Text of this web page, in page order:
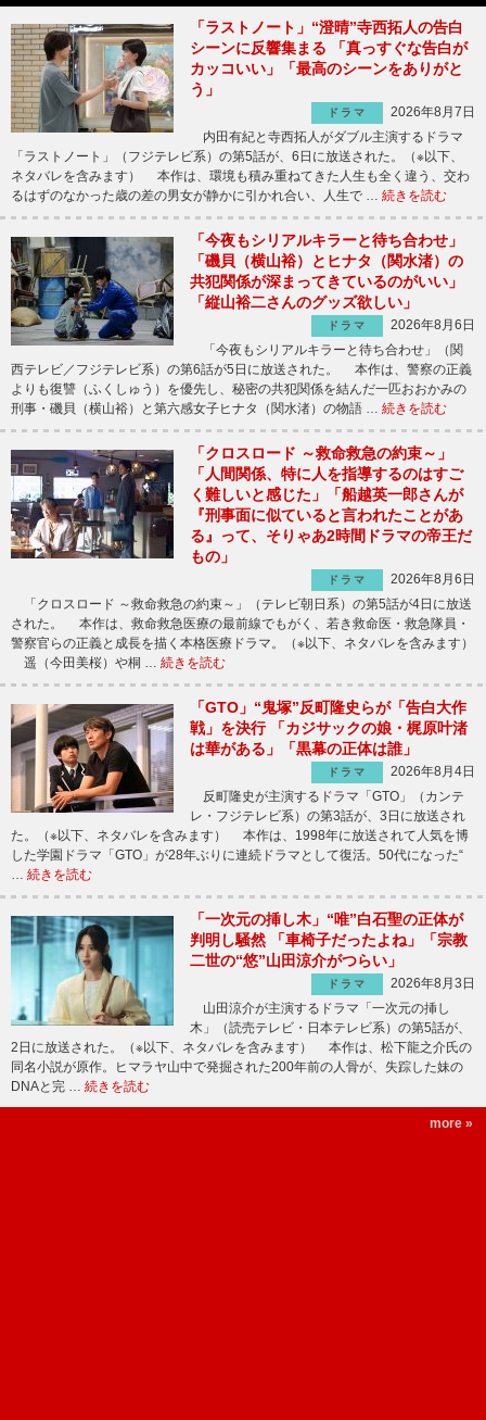
「ラストノート」“澄晴”寺西拓人の告白
シーンに反響集まる 「真っすぐな告白が
カッコいい」「最高のシーンをありがと
う」
ドラマ
2026年8月7日
内田有紀と寺西拓人がダブル主演するドラマ
「ラストノート」（フジテレビ系）の第5話が、6日に放送された。（※以下、
ネタバレを含みます） 本作は、環境も積み重ねてきた人生も全く違う、交わ
るはずのなかった歳の差の男女が静かに引かれ合い、人生で … 続きを読む
「今夜もシリアルキラーと待ち合わせ」
「磯貝（横山裕）とヒナタ（関水渚）の
共犯関係が深まってきているのがいい」
「縦山裕二さんのグッズ欲しい」
ドラマ
2026年8月6日
「今夜もシリアルキラーと待ち合わせ」（関
西テレビ／フジテレビ系）の第6話が5日に放送された。 本作は、警察の正義
よりも復讐（ふくしゅう）を優先し、秘密の共犯関係を結んだ一匹おおかみの
刑事・磯貝（横山裕）と第六感女子ヒナタ（関水渚）の物語 … 続きを読む
「クロスロード ～救命救急の約束～」
「人間関係、特に人を指導するのはすご
く難しいと感じた」「船越英一郎さんが
『刑事面に似ていると言われたことがあ
る』って、そりゃあ2時間ドラマの帝王だ
もの」
ドラマ
2026年8月6日
「クロスロード ～救命救急の約束～」（テレビ朝日系）の第5話が4日に放送
された。 本作は、救命救急医療の最前線でもがく、若き救命医・救急隊員・
警察官らの正義と成長を描く本格医療ドラマ。（※以下、ネタバレを含みます）
遥（今田美桜）や桐 … 続きを読む
「GTO」“鬼塚”反町隆史らが「告白大作
戦」を決行 「カジサックの娘・梶原叶渚
は華がある」「黒幕の正体は誰」
ドラマ
2026年8月4日
反町隆史が主演するドラマ「GTO」（カンテ
レ・フジテレビ系）の第3話が、3日に放送され
た。（※以下、ネタバレを含みます） 本作は、1998年に放送されて人気を博
した学園ドラマ「GTO」が28年ぶりに連続ドラマとして復活。50代になった“
… 続きを読む
「一次元の挿し木」“唯”白石聖の正体が
判明し騒然 「車椅子だったよね」「宗教
二世の“悠”山田涼介がつらい」
ドラマ
2026年8月3日
山田涼介が主演するドラマ「一次元の挿し
木」（読売テレビ・日本テレビ系）の第5話が、
2日に放送された。（※以下、ネタバレを含みます） 本作は、松下龍之介氏の
同名小説が原作。ヒマラヤ山中で発掘された200年前の人骨が、失踪した妹の
DNAと完 … 続きを読む
more »